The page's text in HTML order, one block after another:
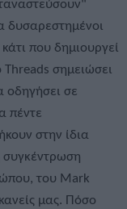
δυσαρεστημένοι
που δημιουργεί
σημειώσει
οδηγήσει σε
πέντε
στην ίδια
συγκέντρωση
του Mark
μας. Πόσο